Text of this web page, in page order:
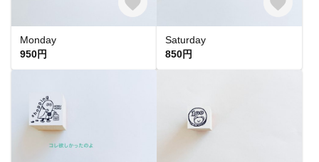
Monday
950円
Saturday
850円